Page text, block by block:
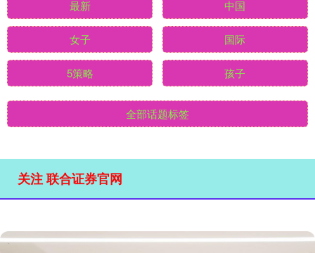
最新 中国
女子 国际
5策略 孩子
全部话题标签
关注 联合证券官网